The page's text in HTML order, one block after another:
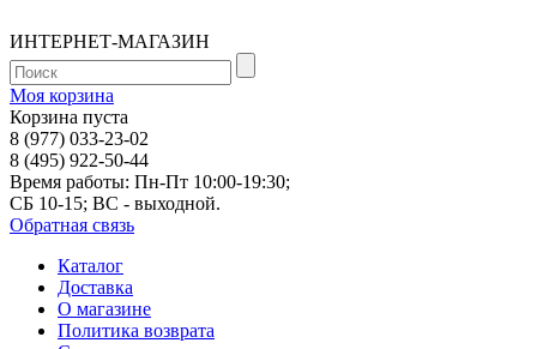
ИНТЕРНЕТ-МАГАЗИН
Моя корзина
Корзина пуста
8 (977) 033-23-02
8 (495) 922-50-44
Время работы: Пн-Пт 10:00-19:30;
СБ 10-15; ВС - выходной.
Обратная связь
Каталог
Доставка
О магазине
Политика возврата